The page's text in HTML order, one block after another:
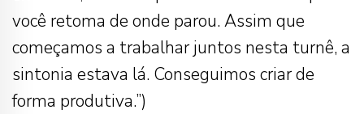
você retoma de onde parou. Assim que
começamos a trabalhar juntos nesta turnê, a
sintonia estava lá. Conseguimos criar de
forma produtiva.”)